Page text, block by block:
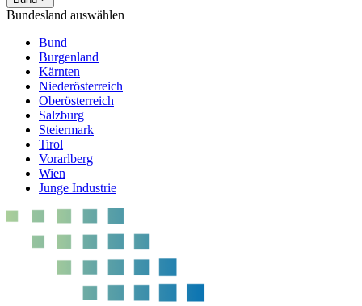
Bundesland auswählen
Bund
Burgenland
Kärnten
Niederösterreich
Oberösterreich
Salzburg
Steiermark
Tirol
Vorarlberg
Wien
Junge Industrie